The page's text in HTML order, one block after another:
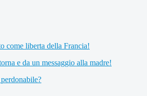
come liberta della Francia!
e da un messaggio alla madre!